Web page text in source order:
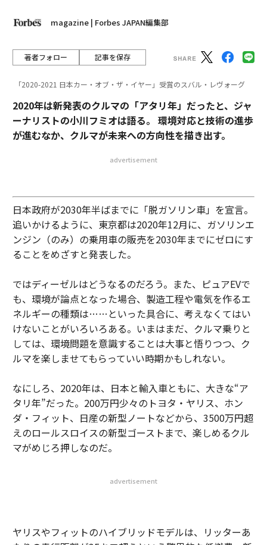
magazine | Forbes JAPAN編集部
著者フォロー 記事を保存
「2020-2021 日本カー・オブ・ザ・イヤー」受賞のスバル・レヴォーグ
2020年は新発表のクルマの「アタリ年」だったと、ジャ
ーナリストの小川フミオは語る。 環境対応と技術の進歩
が進むなか、クルマが未来への方向性を描き出す。
advertisement
日本政府が2030年半ばまでに「脱ガソリン車」を宣言。
追いかけるように、東京都は2020年12月に、ガソリンエ
ンジン（のみ）の乗用車の販売を2030年までにゼロにす
ることをめざすと発表した。
ではディーゼルはどうなるのだろう。また、ピュアEVで
も、環境が論点となった場合、製造工程や電気を作るエ
ネルギーの種類は……といった具合に、考えなくてはい
けないことがいろいろある。いまはまだ、クルマ乗りと
しては、環境問題を意識することは大事と悟りつつ、ク
ルマを楽しませてもらっていい時期かもしれない。
なにしろ、2020年は、日本と輸入車ともに、大きな“ア
タリ年”だった。200万円少々のトヨタ・ヤリス、ホン
ダ・フィット、日産の新型ノートなどから、3500万円超
えのロールスロイスの新型ゴーストまで、楽しめるクル
マがめじろ押しなのだ。
advertisement
ヤリスやフィットのハイブリッドモデルは、リッターあ